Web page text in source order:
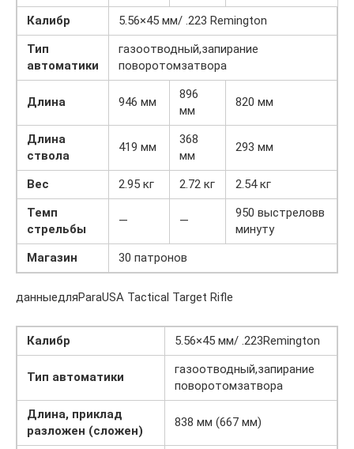
Калибр
5.56×45 мм/ .223 Remington
Тип
автоматики
газоотводный,запирание
поворотомзатвора
Длина 946 мм
896
мм
820 мм
Длина
ствола
419 мм
368
мм
293 мм
Вес 2.95 кг 2.72 кг
2.54 кг
Темп
стрельбы
— —
950 выстреловв
минуту
Магазин
30 патронов
данныедляParaUSA Tactical Target Rifle
Калибр 5.56×45 мм/ .223Remington
Тип автоматики
газоотводный,запирание
поворотомзатвора
Длина, приклад
разложен (сложен)
838 мм (667 мм)